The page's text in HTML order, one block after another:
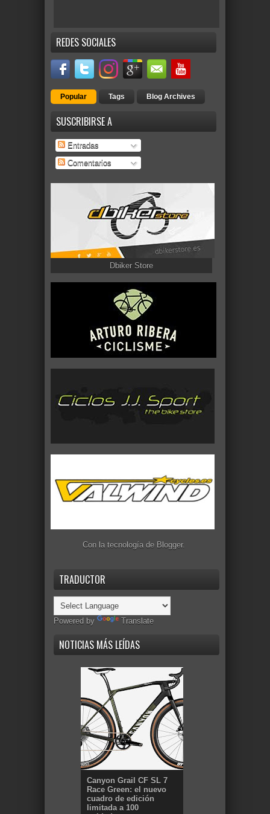
REDES SOCIALES
Popular Tags Blog Archives
SUSCRIBIRSE A
Entradas
Comentarios
Dbiker Store
Con la tecnología de Blogger.
TRADUCTOR
Powered by Translate
NOTICIAS MÁS LEÍDAS
Canyon Grail CF SL 7
Race Green: el nuevo
cuadro de edición
limitada a 100